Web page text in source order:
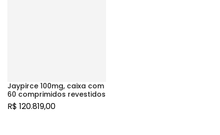
Jaypirce 100mg, caixa com
60 comprimidos revestidos
R$ 120.819,00